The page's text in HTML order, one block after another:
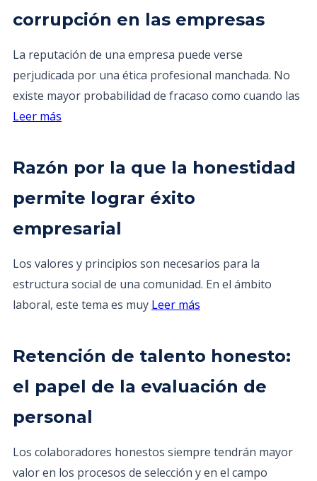
corrupción en las empresas
La reputación de una empresa puede verse
perjudicada por una ética profesional manchada. No
existe mayor probabilidad de fracaso como cuando las
Leer más
Razón por la que la honestidad
permite lograr éxito
empresarial
Los valores y principios son necesarios para la
estructura social de una comunidad. En el ámbito
laboral, este tema es muy Leer más
Retención de talento honesto:
el papel de la evaluación de
personal
Los colaboradores honestos siempre tendrán mayor
valor en los procesos de selección y en el campo